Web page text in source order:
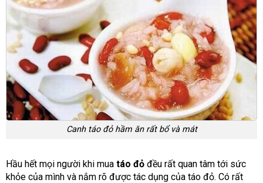
Canh táo đỏ hầm ăn rất bổ và mát
Hầu hết mọi người khi mua táo đỏ đều rất quan tâm tới sức
khỏe của mình và nắm rõ được tác dụng của táo đỏ. Có rất